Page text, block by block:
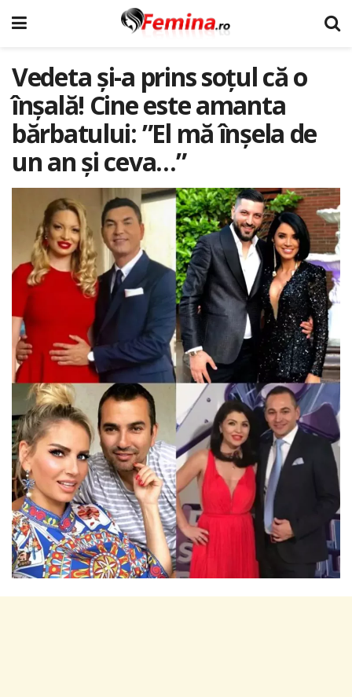
Vedeta și-a prins soțul că o
înșală! Cine este amanta
bărbatului: ”El mă înșela de
un an și ceva…”